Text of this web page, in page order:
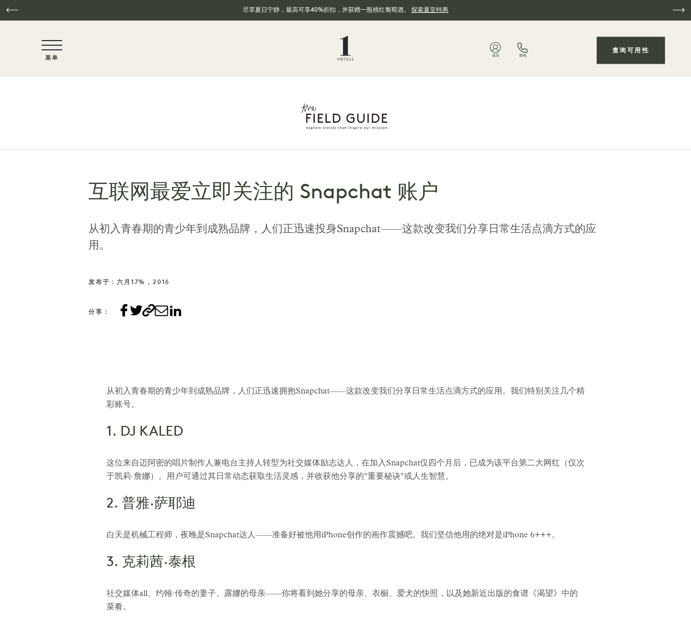
尽享夏日宁静，最高可享40%折扣，并获赠一瓶桃红葡萄酒。 探索夏至特惠
NaN / 6
菜单 成员 致电
查询可用性
互联网最爱立即关注的 Snapchat 账户
从初入青春期的青少年到成熟品牌，人们正迅速投身Snapchat——这款改变我们分享日常生活点滴方式的应
用。
发布于：六月17%，2016
分享：
从初入青春期的青少年到成熟品牌，人们正迅速拥抱Snapchat——这款改变我们分享日常生活点滴方式的应用。我们特别关注几个精
彩账号。
1. DJ KALED
这位来自迈阿密的唱片制作人兼电台主持人转型为社交媒体励志达人，在加入Snapchat仅四个月后，已成为该平台第二大网红（仅次
于凯莉·詹娜）。用户可通过其日常动态获取生活灵感，并收获他分享的"重要秘诀"或人生智慧。
2. 普雅·萨耶迪
白天是机械工程师，夜晚是Snapchat达人——准备好被他用iPhone创作的画作震撼吧。我们坚信他用的绝对是iPhone 6+++。
3. 克莉茜·泰根
社交媒体all、约翰·传奇的妻子、露娜的母亲——你将看到她分享的母亲、衣橱、爱犬的快照，以及她新近出版的食谱《渴望》中的
菜肴。